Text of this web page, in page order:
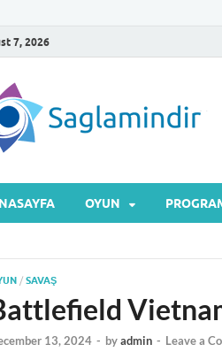
7, 2026
OYUN
/ SAVAŞ
13, 2024 - byadmin - Leave a